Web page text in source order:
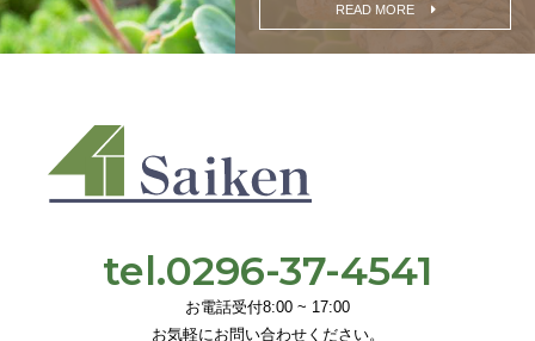
READ MORE
tel.0296-37-4541
お電話受付8:00 ~ 17:00
お気軽にお問い合わせください。